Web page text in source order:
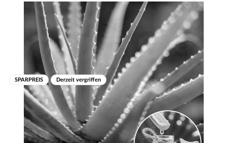
und helles Winterquartier umziehen der Wurzelballen ist
dann eher trocken zu halten, darf jedoch nicht völlig
austrocknen
SPARPREIS Derzeit vergriffen